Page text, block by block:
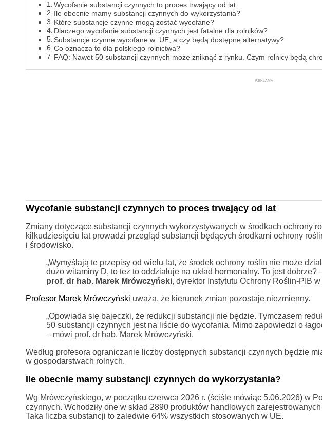
Wycofanie substancji czynnych to proces trwający od lat
Ile obecnie mamy substancji czynnych do wykorzystania?
Które substancje czynne mogą zostać wycofane?
Dlaczego wycofanie substancji czynnych jest fatalne dla rolników?
Substancje czynne wycofane w UE, a czy będą dostępne alternatywy?
Co oznacza to dla polskiego rolnictwa?
FAQ: Nawet 50 substancji czynnych może zniknąć z rynku. Czym rolnicy będą
REKLAMA
Wycofanie substancji czynnych to proces trwający od lat
Zmiany dotyczące substancji czynnych wykorzystywanych w środkach ochrony
kilkudziesięciu lat prowadzi przegląd substancji będących środkami ochrony
i środowisko.
„Wymyślają te przepisy od wielu lat, że środek ochrony roślin nie może
dużo witaminy D, to też to oddziałuje na układ hormonalny. To jest
prof. dr hab. Marek Mrówczyński, dyrektor Instytutu Ochrony Roślin-PIB
Profesor Marek Mrówczyński uważa, że kierunek zmian pozostaje niezmienny.
„Opowiada się bajeczki, że redukcji substancji nie będzie. Tymczasem
50 substancji czynnych jest na liście do wycofania. Mimo zapowiedzi o
– mówi prof. dr hab. Marek Mrówczyński.
Według profesora ograniczanie liczby dostępnych substancji czynnych będzie
w gospodarstwach rolnych.
Ile obecnie mamy substancji czynnych do wykorzystania?
Wg Mrówczyńskiego, w początku czerwca 2026 r. (ściśle mówiąc 5.06.2026) w
czynnych. Wchodziły one w skład 2890 produktów handlowych
Taka liczba substancji to zaledwie 64% wszystkich stosowanych w UE.